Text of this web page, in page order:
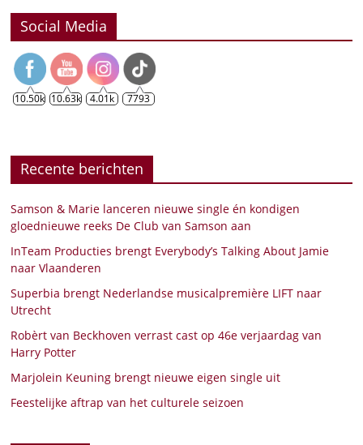
Social Media
10.50k 10.63k 4.01k 7793
Recente berichten
Samson & Marie lanceren nieuwe single én kondigen
gloednieuwe reeks De Club van Samson aan
InTeam Producties brengt Everybody’s Talking About Jamie
naar Vlaanderen
Superbia brengt Nederlandse musicalpremière LIFT naar
Utrecht
Robèrt van Beckhoven verrast cast op 46e verjaardag van
Harry Potter
Marjolein Keuning brengt nieuwe eigen single uit
Feestelijke aftrap van het culturele seizoen